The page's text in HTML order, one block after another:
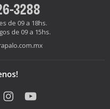
3288
de 09 a 18hs.
de 09 a 15hs.